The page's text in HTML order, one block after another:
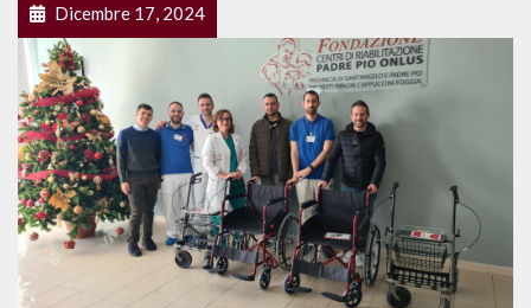
Dicembre 17, 2024